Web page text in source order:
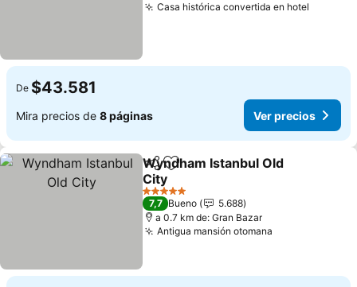
Casa histórica convertida en hotel
De $43.581
Mira precios de 8 páginas Ver precios
CompartirAgregar a favoritos
Wyndham Istanbul Old
City
5 Estrellas
7,7 Bueno
5.688
a 0.7 km de: Gran Bazar
Antigua mansión otomana